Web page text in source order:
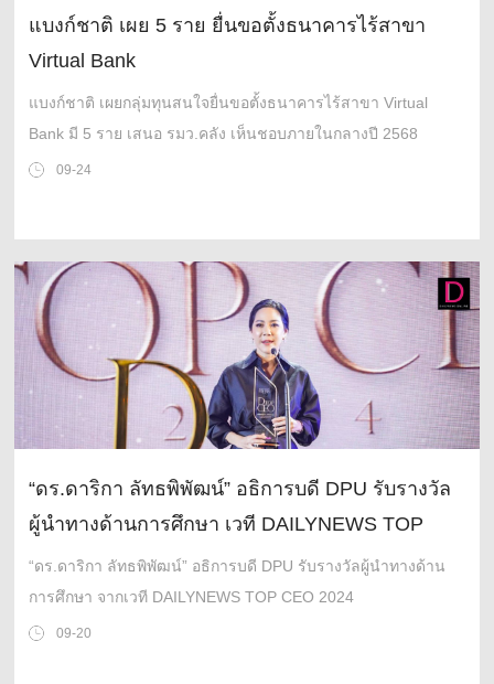
แบงก์ชาติ เผย 5 ราย ยื่นขอตั้งธนาคารไร้สาขา
Virtual Bank
แบงก์ชาติ เผยกลุ่มทุนสนใจยื่นขอตั้งธนาคารไร้สาขา Virtual
Bank มี 5 ราย เสนอ รมว.คลัง เห็นชอบภายในกลางปี 2568
09-24
“ดร.ดาริกา ลัทธพิพัฒน์” อธิการบดี DPU รับรางวัล
ผู้นำทางด้านการศึกษา เวที DAILYNEWS TOP
CEO 2024
“ดร.ดาริกา ลัทธพิพัฒน์” อธิการบดี DPU รับรางวัลผู้นำทางด้าน
การศึกษา จากเวที DAILYNEWS TOP CEO 2024
09-20